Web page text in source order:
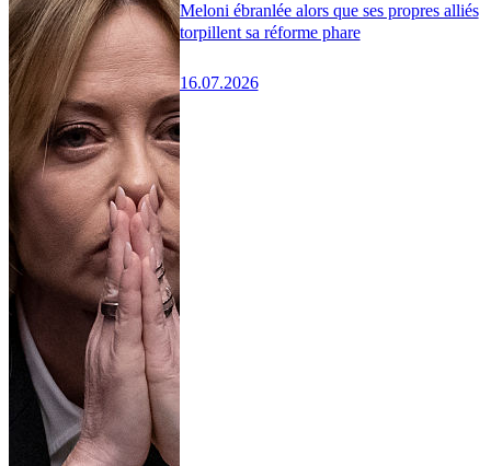
Meloni ébranlée alors que ses propres alliés
torpillent sa réforme phare
16.07.2026